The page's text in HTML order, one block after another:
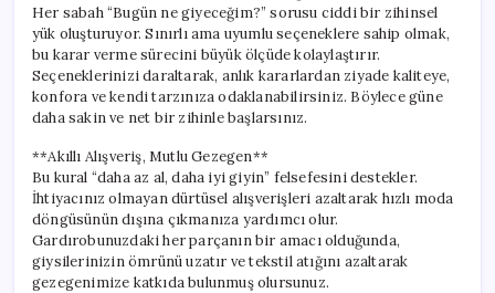
Her sabah “Bugün ne giyeceğim?” sorusu ciddi bir zihinsel
yük oluşturuyor. Sınırlı ama uyumlu seçeneklere sahip olmak,
bu karar verme sürecini büyük ölçüde kolaylaştırır.
Seçeneklerinizi daraltarak, anlık kararlardan ziyade kaliteye,
konfora ve kendi tarzınıza odaklanabilirsiniz. Böylece güne
daha sakin ve net bir zihinle başlarsınız.
**Akıllı Alışveriş, Mutlu Gezegen**
Bu kural “daha az al, daha iyi giyin” felsefesini destekler.
İhtiyacınız olmayan dürtüsel alışverişleri azaltarak hızlı moda
döngüsünün dışına çıkmanıza yardımcı olur.
Gardırobunuzdaki her parçanın bir amacı olduğunda,
giysilerinizin ömrünü uzatır ve tekstil atığını azaltarak
gezegenimize katkıda bulunmuş olursunuz.